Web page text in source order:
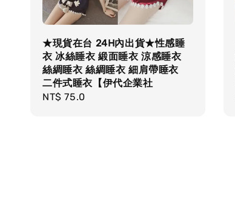
★現貨在台 24H內出貨★性感睡
衣 冰絲睡衣 緞面睡衣 涼感睡衣
絲綢睡衣 絲綢睡衣 細肩帶睡衣
二件式睡衣【伊代企業社
Regular
NT$ 75.0